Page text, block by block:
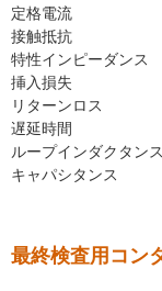
定格電流
接触抵抗
特性インピーダンス
挿入損失
リターンロス
遅延時間
ループインダクタンス
キャパシタンス
最終検査用コン